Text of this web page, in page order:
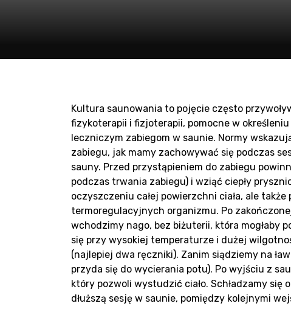
Kultura saunowania to pojęcie często
fizykoterapii i fizjoterapii, pomocne w
leczniczym zabiegom w saunie. Normy
zabiegu, jak mamy zachowywać się podczas
sauny. Przed przystąpieniem do zabiegu
podczas trwania zabiegu) i wziąć ciepły
oczyszczeniu całej powierzchni ciała, ale
termoregulacyjnych organizmu. Po
wchodzimy nago, bez biżuterii, która mogłaby
się przy wysokiej temperaturze i dużej
(najlepiej dwa ręczniki). Zanim siądziemy na
przyda się do wycierania potu). Po wyjściu z
który pozwoli wystudzić ciało. Schładzamy
dłuższą sesję w saunie, pomiędzy kolejnymi